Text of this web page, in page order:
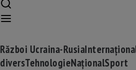
Război Ucraina-Rusia
diversTehnologieNaționalSport